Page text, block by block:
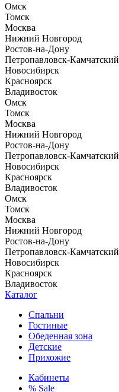
Омск
Томск
Москва
Нижний Новгород
Ростов-на-Дону
Петропавловск-Камчатский
Новосибирск
Красноярск
Владивосток
Омск
Томск
Москва
Нижний Новгород
Ростов-на-Дону
Петропавловск-Камчатский
Новосибирск
Красноярск
Владивосток
Омск
Томск
Москва
Нижний Новгород
Ростов-на-Дону
Петропавловск-Камчатский
Новосибирск
Красноярск
Владивосток
Каталог
Спальни
Гостиные
Обеденная зона
Детские
Прихожие
Кабинеты
% Sale